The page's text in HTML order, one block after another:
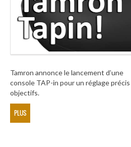
Tamron annonce le lancement d’une
console TAP-in pour un réglage précis
objectifs.
PLUS